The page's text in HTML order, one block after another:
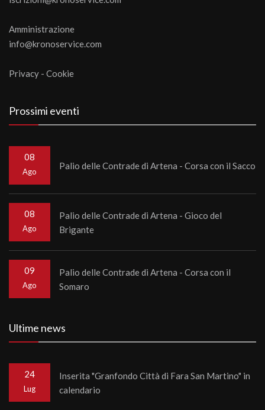
Amministrazione
info@kronoservice.com
Privacy - Cookie
Prossimi eventi
08
Ago
Palio delle Contrade di Artena - Corsa con il Sacco
08
Ago
Palio delle Contrade di Artena - Gioco del
Brigante
09
Ago
Palio delle Contrade di Artena - Corsa con il
Somaro
Ultime news
24
Lug
Inserita "Granfondo Città di Fara San Martino" in
calendario